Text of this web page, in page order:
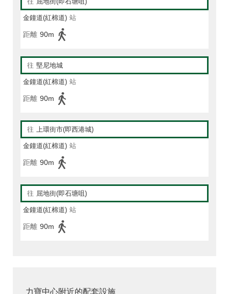
金鐘道(紅棉道) 站
距離 90m
往 堅尼地城
金鐘道(紅棉道) 站
距離 90m
往 上環街市(即西港城)
金鐘道(紅棉道) 站
距離 90m
往 屈地街(即石塘咀)
金鐘道(紅棉道) 站
距離 90m
力寶中心附近的配套設施